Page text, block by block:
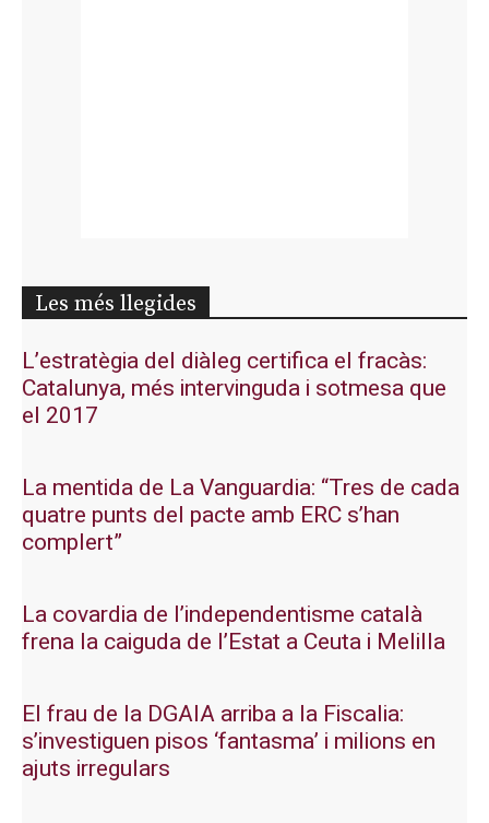
Les més llegides
L’estratègia del diàleg certifica el fracàs:
Catalunya, més intervinguda i sotmesa que
el 2017
La mentida de La Vanguardia: “Tres de cada
quatre punts del pacte amb ERC s’han
complert”
La covardia de l’independentisme català
frena la caiguda de l’Estat a Ceuta i Melilla
El frau de la DGAIA arriba a la Fiscalia:
s’investiguen pisos ‘fantasma’ i milions en
ajuts irregulars